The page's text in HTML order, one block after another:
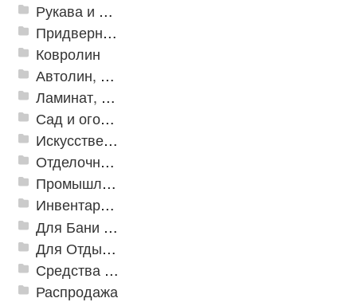
Рукава и шланги промышленные
Придверные решетки
Ковролин
Автолин, Транслин, Линолеум
Ламинат, Кварцвиниловая плитка SPC
Сад и огород
Искусственная трава
Отделочные профили
Промышленный текстиль
Инвентарь для клининга
Для Бани и Сауны
Для Отдыха и Пикника
Средства от насекомых и садовых вредителей
Распродажа